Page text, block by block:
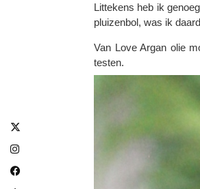
Littekens heb ik
pluizenbol, was ik
Van Love Argan olie
testen.